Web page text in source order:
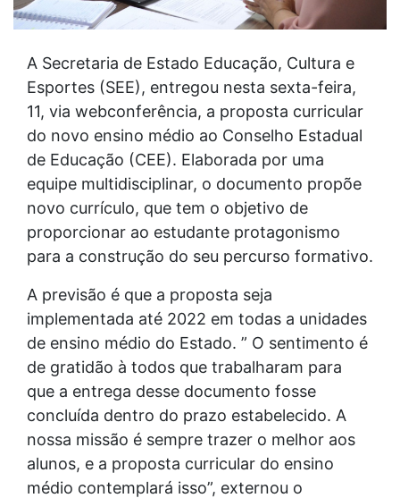
A Secretaria de Estado Educação, Cultura e
Esportes (SEE), entregou nesta sexta-feira,
11, via webconferência, a proposta curricular
do novo ensino médio ao Conselho Estadual
de Educação (CEE). Elaborada por uma
equipe multidisciplinar, o documento propõe
novo currículo, que tem o objetivo de
proporcionar ao estudante protagonismo
para a construção do seu percurso formativo.
A previsão é que a proposta seja
implementada até 2022 em todas a unidades
de ensino médio do Estado. ” O sentimento é
de gratidão à todos que trabalharam para
que a entrega desse documento fosse
concluída dentro do prazo estabelecido. A
nossa missão é sempre trazer o melhor aos
alunos, e a proposta curricular do ensino
médio contemplará isso”, externou o